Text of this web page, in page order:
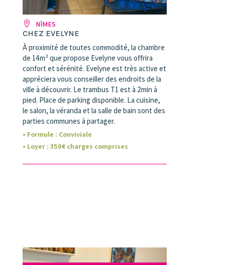
NÎMES
CHEZ EVELYNE
À proximité de toutes commodité, la chambre
de 14m² que propose Evelyne vous offrira
confort et sérénité. Evelyne est très active et
appréciera vous conseiller des endroits de la
ville à découvrir. Le trambus T1 est à 2min à
pied. Place de parking disponible. La cuisine,
le salon, la véranda et la salle de bain sont des
parties communes à partager.
• Formule : Conviviale
• Loyer: 350€ charges comprises